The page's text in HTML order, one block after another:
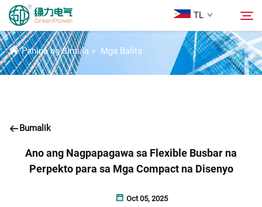
TL
Mga Produkto
Mga Solusyon
BALITA
Pahina ng Simula > Mga Balita
Bumalik
Ano ang Nagpapagawa sa Flexible Busbar na
Perpekto para sa Mga Compact na Disenyo
Oct 05, 2025